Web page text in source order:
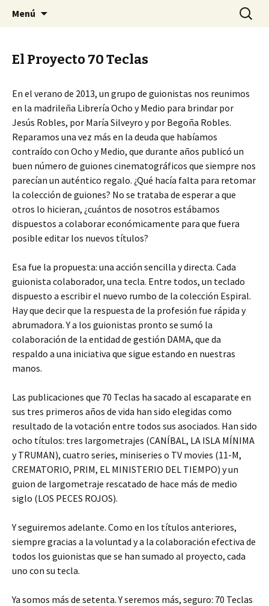
Setenta Teclas
Asociación 70 Teclas
Menú Buscar:
El Proyecto 70 Teclas
En el verano de 2013, un grupo de guionistas nos reunimos
en la madrileña Librería Ocho y Medio para brindar por
Jesús Robles, por María Silveyro y por Begoña Robles.
Reparamos una vez más en la deuda que habíamos
contraído con Ocho y Medio, que durante años publicó un
buen número de guiones cinematográficos que siempre nos
parecían un auténtico regalo. ¿Qué hacía falta para retomar
la colección de guiones? No se trataba de esperar a que
otros lo hicieran, ¿cuántos de nosotros estábamos
dispuestos a colaborar económicamente para que fuera
posible editar los nuevos títulos?
Esa fue la propuesta: una acción sencilla y directa. Cada
guionista colaborador, una tecla. Entre todos, un teclado
dispuesto a escribir el nuevo rumbo de la colección Espiral.
Hay que decir que la respuesta de la profesión fue rápida y
abrumadora. Y a los guionistas pronto se sumó la
colaboración de la entidad de gestión DAMA, que da
respaldo a una iniciativa que sigue estando en nuestras
manos.
Las publicaciones que 70 Teclas ha sacado al escaparate en
sus tres primeros años de vida han sido elegidas como
resultado de la votación entre todos sus asociados. Han sido
ocho títulos: tres largometrajes (CANÍBAL, LA ISLA MÍNIMA
y TRUMAN), cuatro series, miniseries o TV movies (11-M,
CREMATORIO, PRIM, EL MINISTERIO DEL TIEMPO) y un
guion de largometraje rescatado de hace más de medio
siglo (LOS PECES ROJOS).
Y seguiremos adelante. Como en los títulos anteriores,
siempre gracias a la voluntad y a la colaboración efectiva de
todos los guionistas que se han sumado al proyecto, cada
uno con su tecla.
Ya somos más de setenta. Y seremos más, seguro: 70 Teclas